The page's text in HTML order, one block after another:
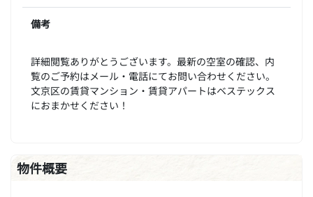
備考
詳細閲覧ありがとうございます。最新の空室の確認、内
覧のご予約はメール・電話にてお問い合わせください。
文京区の賃貸マンション・賃貸アパートはベステックス
におまかせください！
物件概要